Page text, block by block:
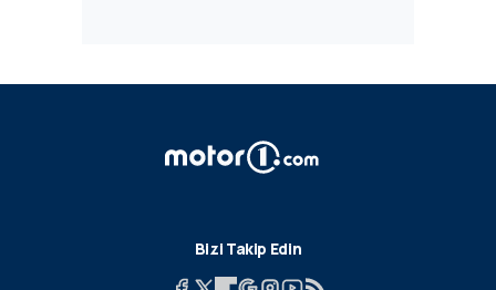
Bizi Takip Edin